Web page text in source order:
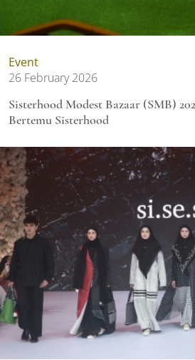
Event
26 February 2026
Sisterhood Modest Bazaar (SMB)
Bertemu Sisterhood